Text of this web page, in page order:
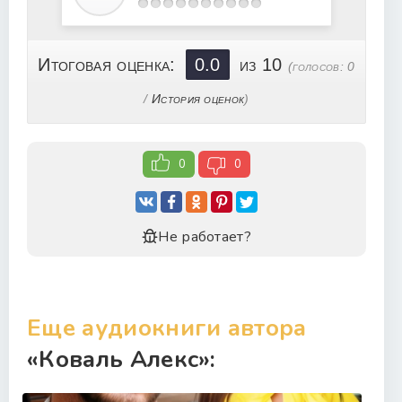
24
34
35
36
Итоговая оценка: 0.0 из 10(голосов:0
/ История оценок)
0 0
Не работает?
Еще аудиокниги автора
«Коваль Алекс»: